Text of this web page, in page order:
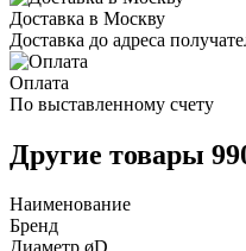
Доставка в Москву
Доставка до адреса
Оплата
По выставленному счету
Другие товары
Наименование
Бренд